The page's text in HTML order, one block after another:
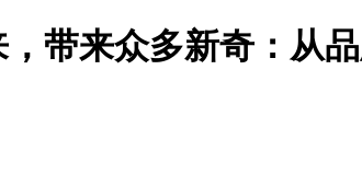
带来众多新奇：从